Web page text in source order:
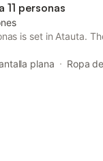
11 personas
is set in Atauta.
plana Ropa